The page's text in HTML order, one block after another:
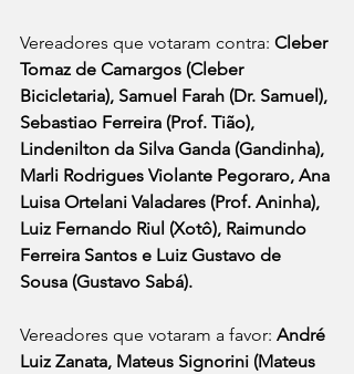
Vereadores que votaram contra: Cleber
Tomaz de Camargos (Cleber
Bicicletaria), Samuel Farah (Dr. Samuel),
Sebastiao Ferreira (Prof. Tião),
Lindenilton da Silva Ganda (Gandinha),
Marli Rodrigues Violante Pegoraro, Ana
Luisa Ortelani Valadares (Prof. Aninha),
Luiz Fernando Riul (Xotô), Raimundo
Ferreira Santos e Luiz Gustavo de
Sousa (Gustavo Sabá).
Vereadores que votaram a favor: André
Luiz Zanata, Mateus Signorini (Mateus